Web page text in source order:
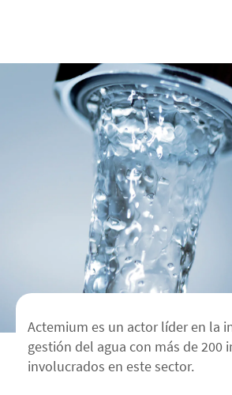
Actemium es un actor líder en la
gestión del agua con más de 200
involucrados en este sector.